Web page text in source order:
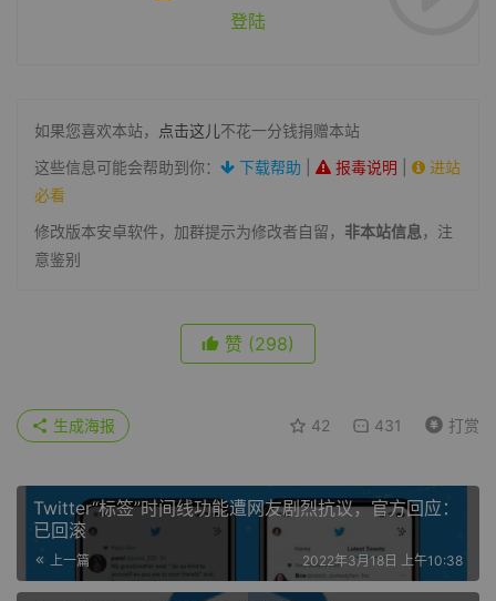
登陆
如果您喜欢本站， 点击这儿不花一分钱捐赠本站
这些信息可能会帮助到你：
下载帮助 报毒说明
进站
必看
修改版本安卓软件，加群提示为修改者自留， 非本站信息，注
意鉴别
赞 (298)
42 431 打赏
生成海报
Twitter“标签”时间线功能遭网友剧烈抗议，官方回应：
已回滚
上一篇 2022年3月18日 上午10:38